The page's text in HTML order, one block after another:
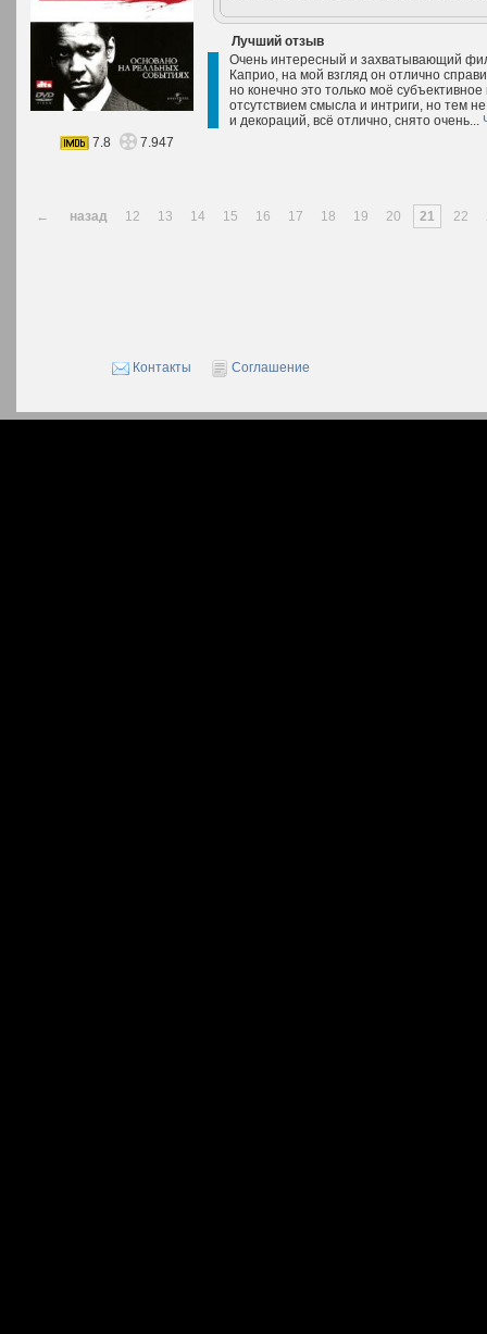
Лучший отзыв
Очень интересный и захватывающий
Каприо, на мой взгляд он отлично
но конечно это только моё
отсутствием смысла и интриги, но тем
и декораций, всё отлично, снято очень...
7.8
7.947
← назад 12 13 14 15 16 17 18 19 20 21 22
Контакты Соглашение